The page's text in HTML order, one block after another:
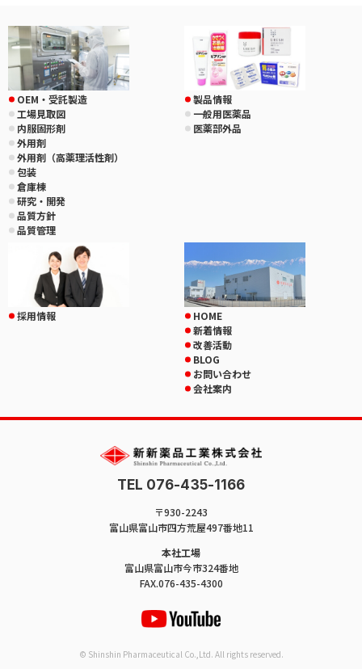
OEM・受託製造
工場見取図
内服固形剤
外用剤
外用剤（高薬理活性剤）
包装
倉庫棟
研究・開発
品質方針
品質管理
製品情報
一般用医薬品
医薬部外品
採用情報
HOME
新着情報
改善活動
BLOG
お問い合わせ
会社案内
TEL 076-435-1166
〒930-2243
富山県富山市四方荒屋497番地11
本社工場
富山県富山市今市324番地
FAX.076-435-4300
© Shinshin Pharmaceutical Co.,Ltd. All rights reserved.